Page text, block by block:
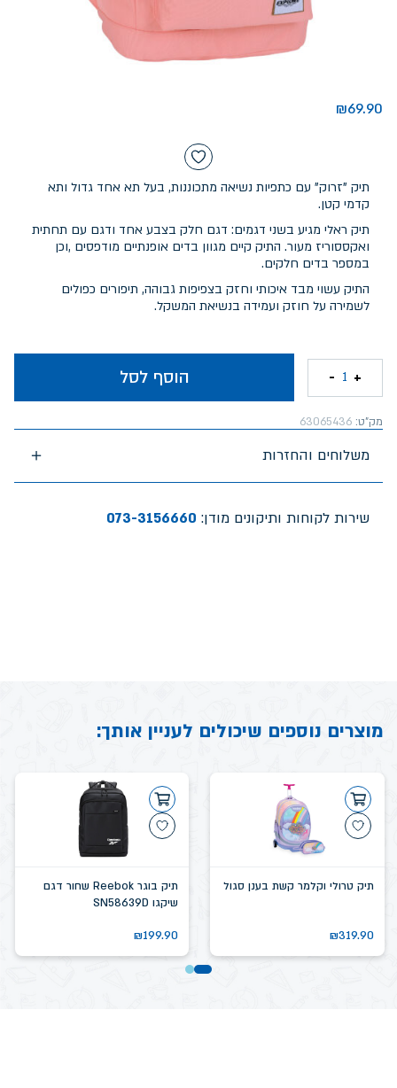
₪69.90
תיק "זרוק" עם כתפיות נשיאה מתכוננות, בעל תא אחד גדול ותא
קדמי קטן.
תיק ראלי מגיע בשני דגמים: דגם חלק בצבע אחד ודגם עם תחתית
ואקססוריז מעור. התיק קיים מגוון בדים אופנתיים מודפסים ,וכן
במספר בדים חלקים.
התיק עשוי מבד איכותי וחזק בצפיפות גבוהה, תיפורים כפולים
לשמירה על חוזק ועמידה בנשיאת המשקל.
הוסף לסל +
1
-
מק"ט: 63065436
משלוחים והחזרות
שירות לקוחות ותיקונים מודן: 073-3156660
מוצרים נוספים שיכולים לעניין אותך:
תיק טרולי וקלמר קשת בענן סגול
₪319.90
תיק בוגר Reebok שחור דגם
שיקגו SN58639D
₪199.90